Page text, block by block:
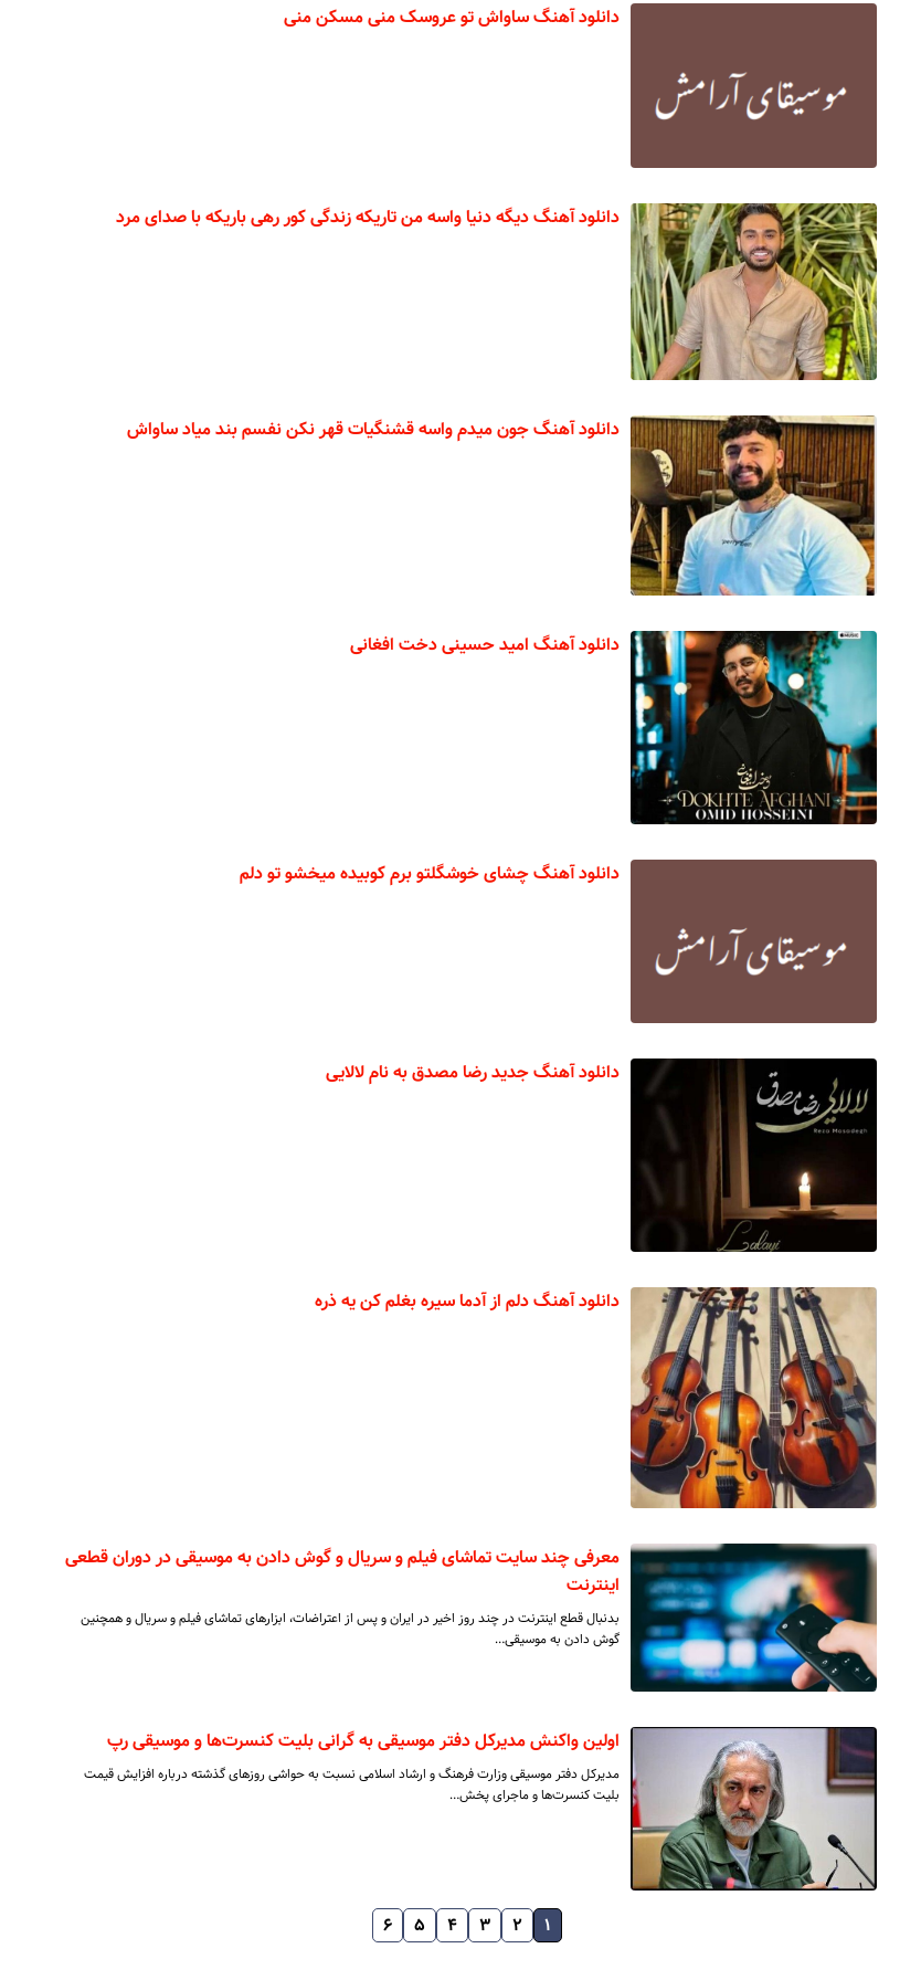
دانلود آهنگ ساواش تو عروسک منی مسکن منی
دانلود آهنگ دیگه دنیا واسه من تاریکه زندگی کور رهی باریکه با صدای مرد
دانلود آهنگ جون میدم واسه قشنگیات قهر نکن نفسم بند میاد ساواش
دانلود آهنگ امید حسینی دخت افغانی
دانلود آهنگ چشای خوشگلتو برم کوبیده میخشو تو دلم
دانلود آهنگ جدید رضا مصدق به نام لالایی
دانلود آهنگ دلم از آدما سیره بغلم کن یه ذره
معرفی چند سایت تماشای فیلم و سریال و گوش دادن به موسیقی در دوران قطعی
اینترنت
بدنبال قطع اینترنت در چند روز اخیر در ایران و پس از اعتراضات، ابزارهای تماشای فیلم و سریال و همچنین
گوش دادن به موسیقی…
اولین واکنش مدیرکل دفتر موسیقی به گرانی بلیت کنسرت‌ها و موسیقی رپ
مدیرکل دفتر موسیقی وزارت فرهنگ و ارشاد اسلامی نسبت به حواشی روزهای گذشته درباره افزایش قیمت
بلیت کنسرت‌ها و ماجرای پخش…
۱ ۲ ۳ ۴ ۵ ۶